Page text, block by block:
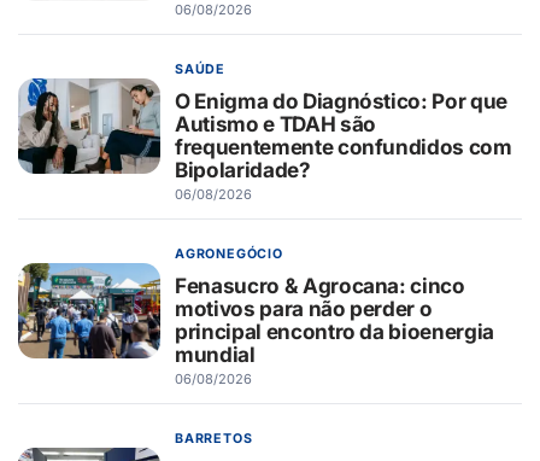
06/08/2026
SAÚDE
O Enigma do Diagnóstico: Por que
Autismo e TDAH são
frequentemente confundidos com
Bipolaridade?
06/08/2026
AGRONEGÓCIO
Fenasucro & Agrocana: cinco
motivos para não perder o
principal encontro da bioenergia
mundial
06/08/2026
BARRETOS